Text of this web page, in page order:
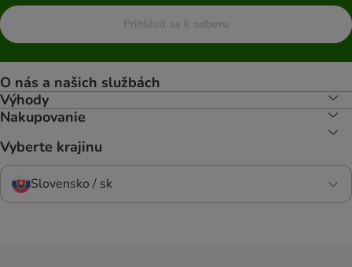
Prihlásiť sa k odberu
O nás a našich službách
Výhody
Nakupovanie
Vyberte krajinu
Slovensko / sk